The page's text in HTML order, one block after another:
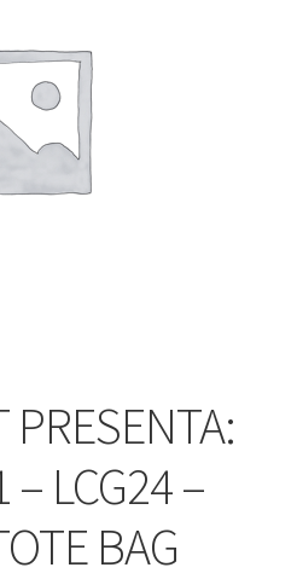
PRESENTA:
– LCG24 –
BAG